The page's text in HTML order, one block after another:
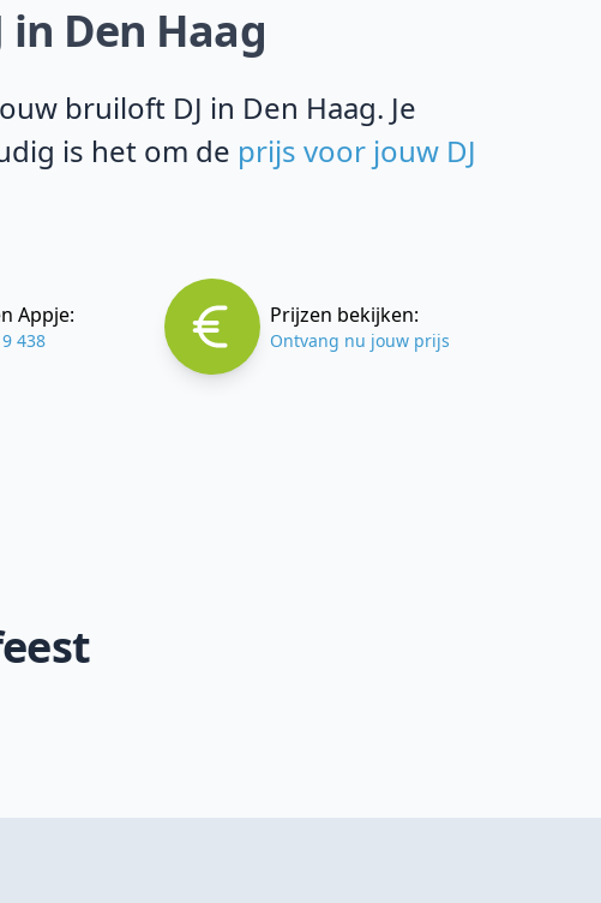
Den Haag
bruiloft DJ in Den Haag. Je
is het om de prijs voor jouw DJ
Appje:
438
Prijzen bekijken:
Ontvang nu jouw prijs